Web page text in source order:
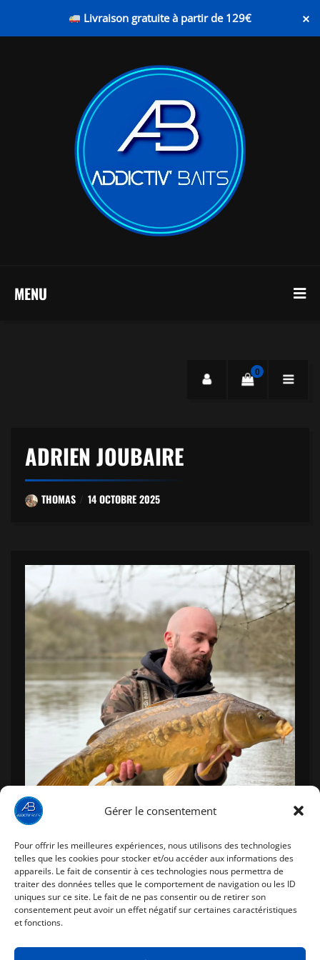
Livraison gratuite à partir de 129€ ×
Gérer le consentement
Pour offrir les meilleures expériences, nous utilisons des technologies
telles que les cookies pour stocker et/ou accéder aux informations des
appareils. Le fait de consentir à ces technologies nous permettra de
traiter des données telles que le comportement de navigation ou les ID
uniques sur ce site. Le fait de ne pas consentir ou de retirer son
consentement peut avoir un effet négatif sur certaines caractéristiques
et fonctions.
MENU
0
ADRIEN JOUBAIRE
THOMAS 14 OCTOBRE 2025